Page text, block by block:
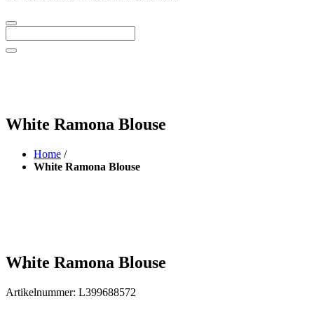
White Ramona Blouse
Home /
White Ramona Blouse
White Ramona Blouse
Artikelnummer: L399688572